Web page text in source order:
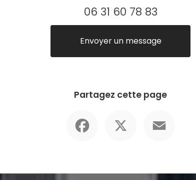
06 31 60 78 83
Envoyer un message
Partagez cette page